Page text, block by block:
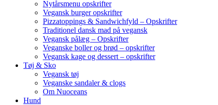
Nytårsmenu opskrifter
Vegansk burger opskrifter
Pizzatoppings & Sandwichfyld – Opskrifter
Traditionel dansk mad på vegansk
Vegansk pålæg – Opskrifter
Veganske boller og brød – opskrifter
Vegansk kage og dessert – opskrifter
Tøj & Sko
Vegansk tøj
Veganske sandaler & clogs
Om Nuoceans
Hund